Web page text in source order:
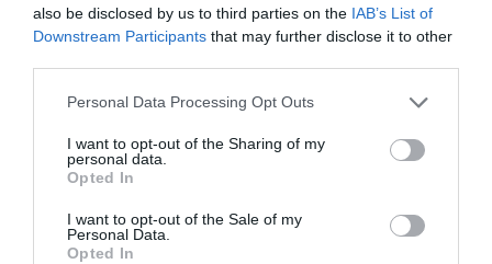
also be disclosed by us to third parties on the IAB’s List of
Downstream Participants that may further disclose it to other
Please note that this website/app uses one or more Google
not limited to your visit or usage behaviour. You may click to
grant or deny consent to Google and its third-party tags to
use your data for below specified purposes in below Google
consent section.
Personal Data Processing Opt Outs
I want to opt-out of the Sharing of my
personal data.
Opted In
I want to opt-out of the Sale of my
Personal Data.
Opted In
Οι τροφές που «κόβουν» την πείνα για
λειτουργεί καλύτερα
03.08.2026 | 20:10